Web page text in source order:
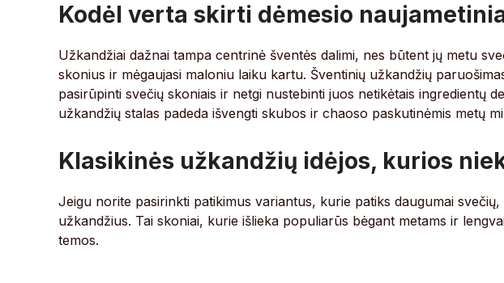
Kodėl verta skirti dėmesio
Užkandžiai dažnai tampa centrinė šventės dalimi, nes būtent jų metu
skonius ir mėgaujasi maloniu laiku kartu. Šventinių užkandžių
pasirūpinti svečių skoniais ir netgi nustebinti juos netikėtais ingredientų
užkandžių stalas padeda išvengti skubos ir chaoso paskutinėmis metų
Klasikinės užkandžių idėjos, kurios
Jeigu norite pasirinkti patikimus variantus, kurie patiks daugumai
užkandžius. Tai skoniai, kurie išlieka populiarūs bėgant metams ir
temos.